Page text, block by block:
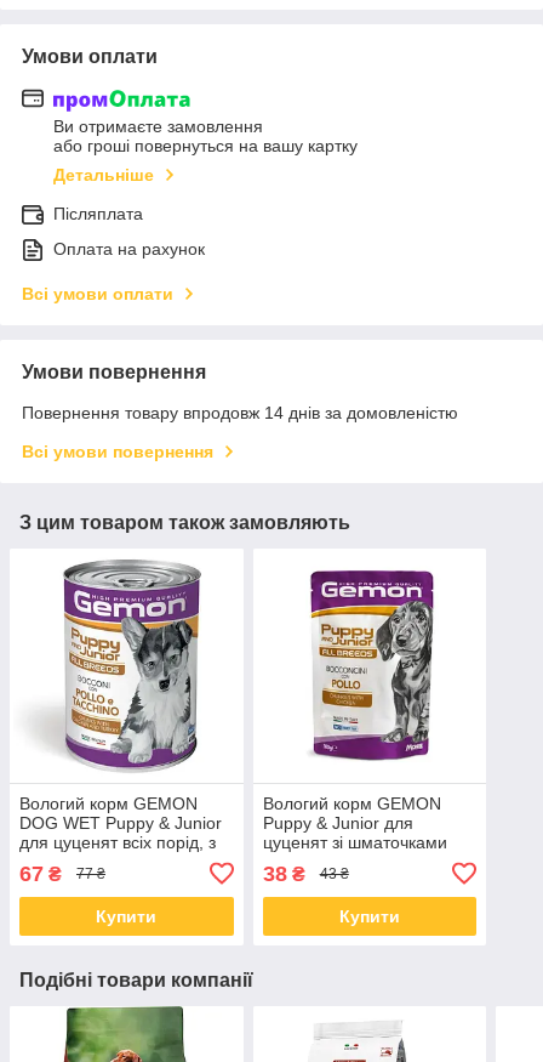
Умови оплати
Ви отримаєте замовлення
або гроші повернуться на вашу картку
Детальніше
Післяплата
Оплата на рахунок
Всі умови оплати
Умови повернення
Повернення товару впродовж 14 днів за домовленістю
Всі умови повернення
З цим товаром також замовляють
Вологий корм GEMON
DOG WET Puppy & Junior
для цуценят всіх порід, з
куркою та індичкою 0,415
КГ
67 ₴ 77 ₴
Купити
Вологий корм GEMON
Puppy & Junior для
цуценят зі шматочками
38₴ 43 ₴
Купити
Подібні товари компанії